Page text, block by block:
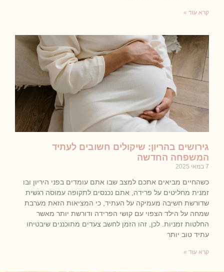
קרא עוד »
גירושים בהריון: שיקולים חשובים לעתיד
המשפחה החדשה
7 במאי 2025
כשהחיים מביאים אתכם למצב שבו אתם עומדים בפני היריון ובו
זמנית מחליטים על פרידה, אתם נכנסים לתקופה עמוסה רגשית
שדורשת חשיבה מעמיקה על העתיד, כי המציאות הזאת מערבת
שמחה על הילד הצפוי עם קושי הפרידה ודורשת יותר מאשר
החלטות זמניות. לכן, זהו הזמן לחשב צעדים מתוכננים שיבטיחו
עתיד טוב יותר
קרא עוד »